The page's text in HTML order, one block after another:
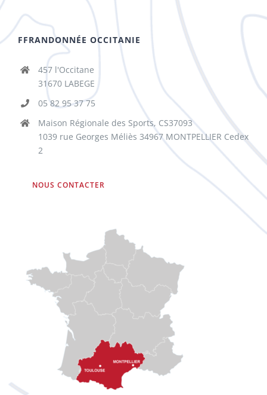
FFRANDONNÉE OCCITANIE
457 l'Occitane
31670 LABEGE
05 82 95 37 75
Maison Régionale des Sports, CS37093
1039 rue Georges Méliès 34967 MONTPELLIER Cedex
2
NOUS CONTACTER